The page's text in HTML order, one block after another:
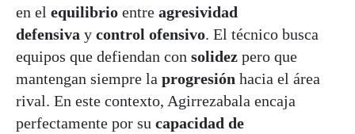
en el equilibrio entre agresividad
defensiva y control ofensivo. El técnico busca
equipos que defiendan con solidez pero que
mantengan siempre la progresión hacia el área
rival. En este contexto, Agirrezabala encaja
perfectamente por su capacidad de